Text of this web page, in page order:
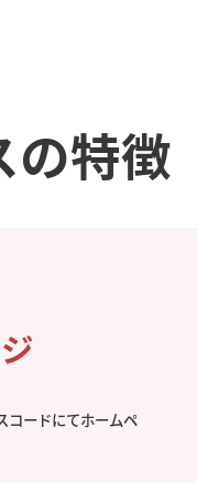
の特徴
コードにてホームペ